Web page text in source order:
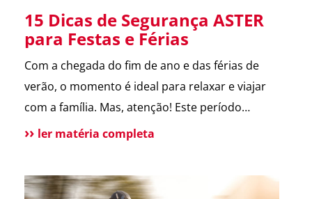
15 Dicas de Segurança ASTER
para Festas e Férias
Com a chegada do fim de ano e das férias de
verão, o momento é ideal para relaxar e viajar
com a família. Mas, atenção! Este período
também é marcado por um aumento de
segurança que destacamos ao longo de 2024.
ler matéria completa